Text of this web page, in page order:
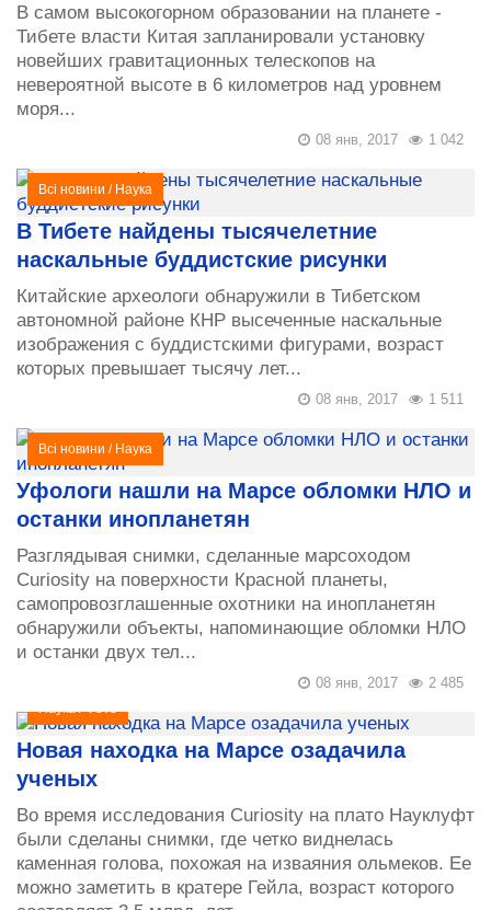
В самом высокогорном образовании на планете -
Тибете власти Китая запланировали установку
новейших гравитационных телескопов на
невероятной высоте в 6 километров над уровнем
моря...
1 042
08 янв, 2017
Всі новини / Наука
В Тибете найдены тысячелетние
наскальные буддистские рисунки
Китайские археологи обнаружили в Тибетском
автономной районе КНР высеченные наскальные
изображения с буддистскими фигурами, возраст
которых превышает тысячу лет...
1 511
08 янв, 2017
Всі новини / Наука
Уфологи нашли на Марсе обломки НЛО и
останки инопланетян
Разглядывая снимки, сделанные марсоходом
Curiosity на поверхности Красной планеты,
самопровозглашенные охотники на инопланетян
обнаружили объекты, напоминающие обломки НЛО
и останки двух тел...
2 485
08 янв, 2017
Наука/Фото
Новая находка на Марсе озадачила
ученых
Во время исследования Curiosity на плато Науклуфт
были сделаны снимки, где четко виднелась
каменная голова, похожая на изваяния ольмеков. Ее
можно заметить в кратере Гейла, возраст которого